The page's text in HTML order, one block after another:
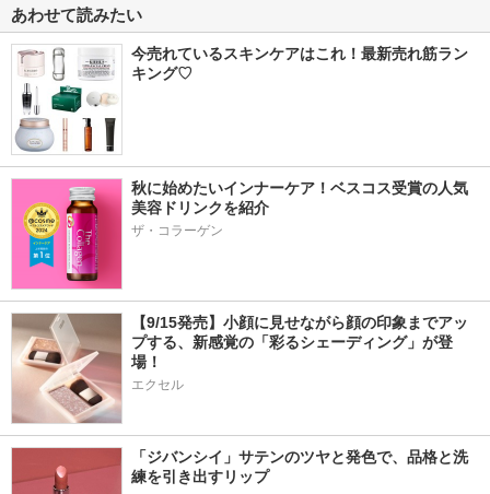
あわせて読みたい
今売れているスキンケアはこれ！最新売れ筋ラン
キング♡
秋に始めたいインナーケア！ベスコス受賞の人気
美容ドリンクを紹介
ザ・コラーゲン
【9/15発売】小顔に見せながら顔の印象までアッ
プする、新感覚の「彩るシェーディング」が登
場！
エクセル
「ジバンシイ」サテンのツヤと発色で、品格と洗
練を引き出すリップ